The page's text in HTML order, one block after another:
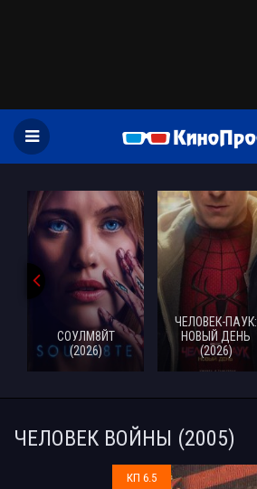
СОУЛМ8ЙТ
(2026)
ЧЕЛОВЕК-ПАУК:
НОВЫЙ ДЕНЬ
(2026)
ЧЕЛОВЕК ВОЙНЫ (2005)
КП 6.5